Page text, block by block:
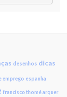
desenhos dicas
emprego espanha
francisco thomé arquer